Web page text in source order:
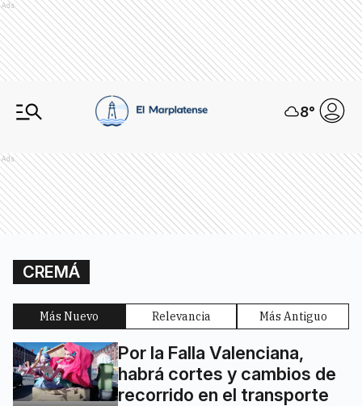
Ads
8°
Ads
CREMÁ
Más Nuevo Relevancia Más Antiguo
Por la Falla Valenciana,
habrá cortes y cambios de
recorrido en el transporte